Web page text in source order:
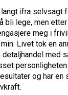
ifra selvsagt
bli lege, men
meg i
Livet tok en
detaljhandel med
og har en